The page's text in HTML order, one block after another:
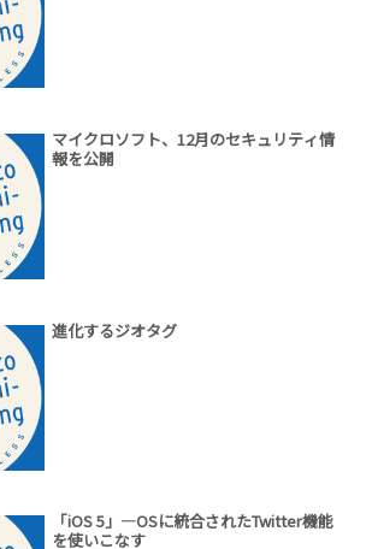
マイクロソフト、12月のセキュリティ情
報を公開
進化するジオタグ
「iOS 5」―OSに統合されたTwitter機能
を使いこなす